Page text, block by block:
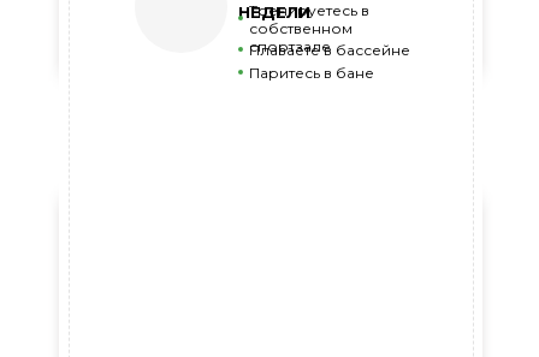
НЕДЕЛИ
Тренируетесь в
собственном
спортзале
Плаваете в бассейне
Паритесь в бане